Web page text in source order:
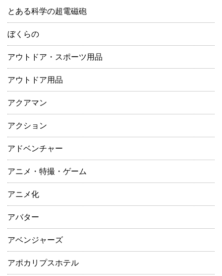
とある科学の超電磁砲
ぼくらの
アウトドア・スポーツ用品
アウトドア用品
アクアマン
アクション
アドベンチャー
アニメ・特撮・ゲーム
アニメ化
アバター
アベンジャーズ
アポカリプスホテル